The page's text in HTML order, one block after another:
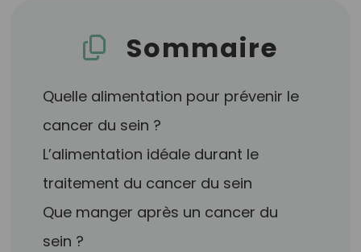
Sommaire
Quelle alimentation pour prévenir le
cancer du sein ?
L’alimentation idéale durant le
traitement du cancer du sein
Que manger après un cancer du
sein ?